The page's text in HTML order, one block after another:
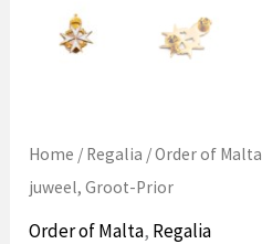
Home / Regalia /Order of Malta
juweel, Groot-Prior
Order of Malta, Regalia